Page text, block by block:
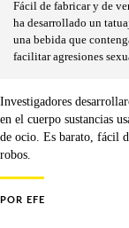
Fácil de fabricar y de
ha desarrollado un
una bebida que
facilitar agresiones
Investigadores
en el cuerpo sustancias
de ocio. Es barato, fácil
robos.
POR EFE